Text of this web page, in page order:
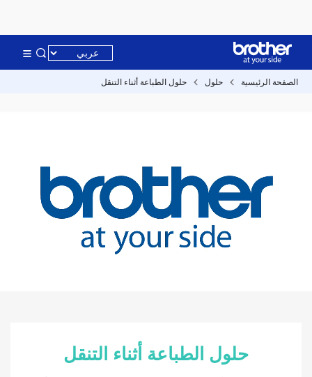
الصفحة الرئيسية حلول حلول الطباعة أثناء التنقل
حلول الطباعة أثناء التنقل